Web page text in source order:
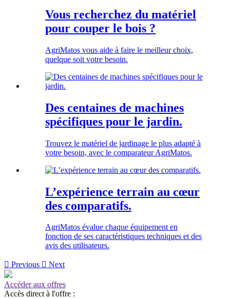
Vous recherchez du matériel
pour couper le bois ?
AgriMatos vous aide à faire le meilleur choix,
quelque soit votre besoin.
Des centaines de machines
spécifiques pour le jardin.
Trouvez le matériel de jardinage le plus adapté à
votre besoin, avec le comparateur AgriMatos.
L’expérience terrain au cœur
des comparatifs.
AgriMatos évalue chaque équipement en
fonction de ses caractéristiques techniques et des
avis des utilisateurs.
 Previous  Next
Accéder aux offres
Accès direct à l'offre :